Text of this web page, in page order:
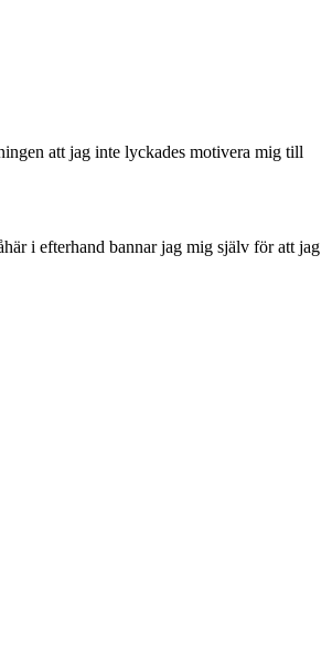
att jag inte lyckades motivera mig till
i efterhand bannar jag mig själv för att jag